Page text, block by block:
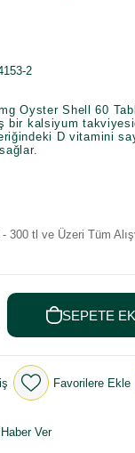
2
Oyster Shell 60
bir kalsiyum
D vitamini
300 tl ve Üzeri Tüm
Favorilere Ekle
Ver